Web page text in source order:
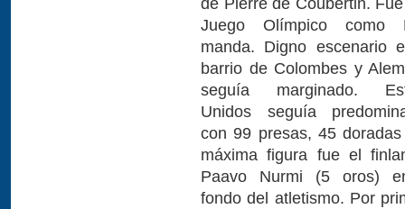
Juego Olímpico como
manda. Digno escenario
barrio de Colombes y
seguía marginado.
Unidos seguía
con 99 presas, 45
máxima figura fue el
Paavo Nurmi (5 oros)
fondo del atletismo. Por